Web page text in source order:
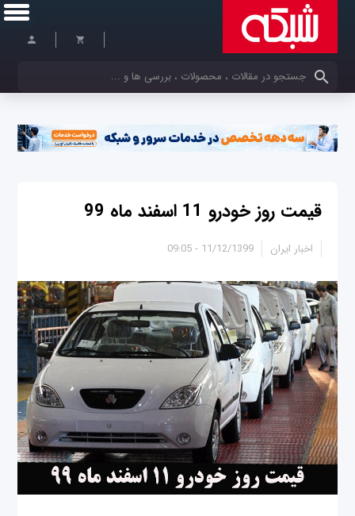
کلمات کلیدی خود را وارد کنید
قیمت روز خودرو 11 اسفند ماه 99
11/12/1399 - 09:05 اخبار ایران